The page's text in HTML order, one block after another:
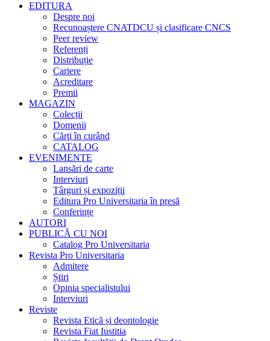
EDITURA
Despre noi
Recunoaștere CNATDCU și clasificare CNCS
Peer review
Referenți
Distribuție
Cariere
Acreditare
Premii
MAGAZIN
Colecții
Domenii
Cărţi în curând
CATALOG
EVENIMENTE
Lansări de carte
Interviuri
Târguri și expoziții
Editura Pro Universitaria în presă
Conferințe
AUTORI
PUBLICĂ CU NOI
Catalog Pro Universitaria
Revista Pro Universitaria
Admitere
Știri
Opinia specialistului
Interviuri
Reviste
Revista Etică și deontologie
Revista Fiat Iustitia